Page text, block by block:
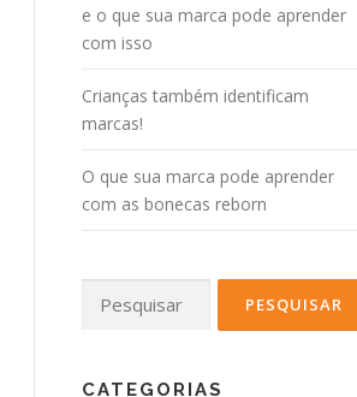
e o que sua marca pode aprender
com isso
Crianças também identificam
marcas!
O que sua marca pode aprender
com as bonecas reborn
por:
CATEGORIAS